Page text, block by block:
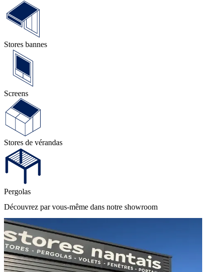
Stores bannes
Screens
Stores de vérandas
Pergolas
Découvrez par vous-même dans notre showroom